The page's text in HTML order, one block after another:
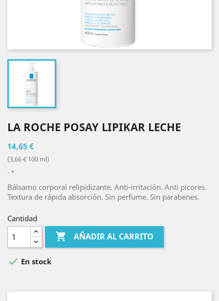
LA ROCHE POSAY LIPIKAR LECHE
14,65 €
(3,66 € 100 ml)
*
Bálsamo corporal relipidizante. Anti-irritación. Anti picores.
Textura de rápida absorción. Sin perfume. Sin parabenes.
Cantidad
 AÑADIR AL CARRITO
 En stock